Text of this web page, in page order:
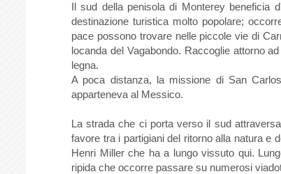
Il sud della penisola di Monterey beneficia
destinazione turistica molto popolare;
pace possono trovare nelle piccole vie di
locanda del Vagabondo. Raccoglie attorno
legna.
A poca distanza, la missione di San
apparteneva al Messico.
La strada che ci porta verso il sud
favore tra i partigiani del ritorno alla natura e
Henri Miller che ha a lungo vissuto qui.
ripida che occorre passare su numerosi